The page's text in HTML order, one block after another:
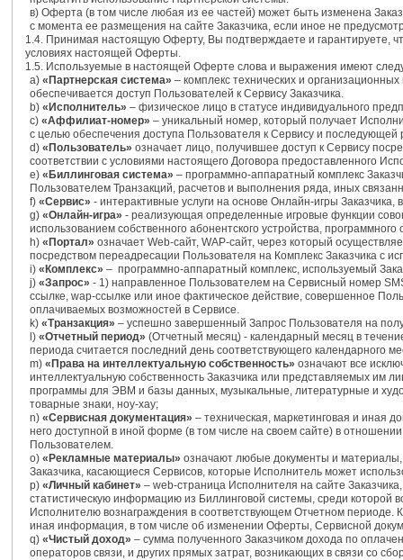
в) Оферта (в том числе любая из ее частей) может быть изменена
с момента ее размещения на сайте Заказчика, если иное не
1.4. Принимая настоящую Оферту, Вы подтверждаете и гарантируете,
условиях настоящей Оферты.
1.5. Используемые в настоящей Оферте слова и выражения имеют
а) «Партнерская система» – комплекс технических и
обеспечивается доступ Пользователей к Сервису Заказчика.
b) «Исполнитель» – физическое лицо в статусе индивидуального
c) «Аффилиат-номер» – уникальный номер, который получает
с целью обеспечения доступа Пользователя к Сервису и
d) «Пользователь» означает лицо, получившее доступ к Сервису
соответствии с условиями настоящего Договора предоставленного
e) «Биллинговая система» – программно-аппаратный комплекс
Пользователем Транзакций, расчетов и выполнения ряда, иных
f) «Сервис» - интерактивные услуги на основе Онлайн-игры
g) «Онлайн-игра» - реализующая определенные игровые функции
использованием собственного абонентского устройства,
h) «Портал» означает Web-сайт, WAP-сайт, через который
посредством переадресации Пользователя на Комплекс Заказчика с
i) «Комплекс» – программно-аппаратный комплекс, используемый
j) «Запрос» - 1) направленное Пользователем на Сервисный номер
ссылке, wap-ссылке или иное фактическое действие, совершенное
оплачиваемых возможностей в Сервисе.
k) «Транзакция» – успешно завершенный Запрос Пользователя на
l) «Отчетный период» (Отчетный месяц) - календарный месяц в
периода считается последний день соответствующего календарного
m) «Права на интеллектуальную собственность» означают все
интеллектуальную собственность Заказчика или представляемых им
программы для ЭВМ и базы данных, музыкальные, литературные и
товарные знаки, ноу-хау;
n) «Сервисная документация» – техническая, маркетинговая и иная
него доступной в иной форме (в том числе на своем сайте) в
Пользователем.
o) «Рекламные материалы» означают любые документы и
Заказчика, касающиеся Сервисов, которые Исполнитель может
p) «Личный кабинет» – web-страница Исполнителя на сайте
статистическую информацию из Биллинговой системы, среди
Исполнителю вознаграждения в соответствующем Отчетном периоде.
иная информация, в том числе об изменении Оферты, Сервисной
q) «Чистый доход» – сумма полученного Заказчиком дохода по
операторов связи, и других прямых затрат, возникающих в связи со